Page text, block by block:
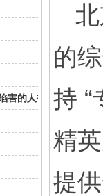
害的人被判刑二三年
的
持 “
精
提